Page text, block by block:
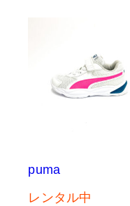
puma
レンタル中